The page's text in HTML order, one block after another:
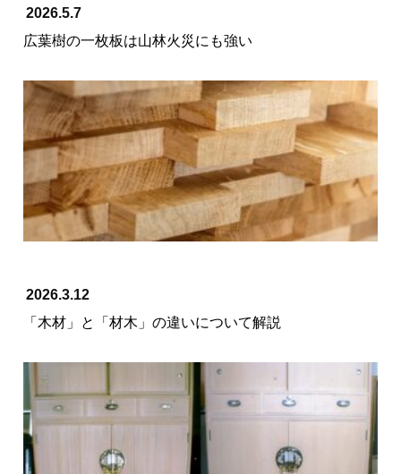
2026.5.7
広葉樹の一枚板は山林火災にも強い
2026.3.12
「木材」と「材木」の違いについて解説